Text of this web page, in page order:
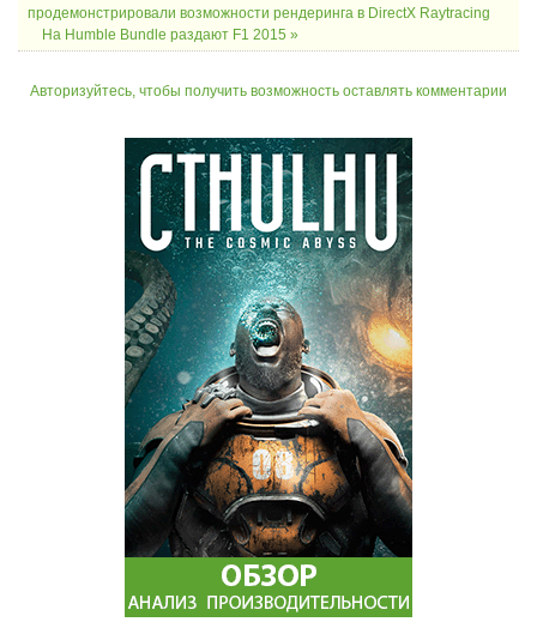
продемонстрировали возможности рендеринга в DirectX Raytracing
На Humble Bundle раздают F1 2015 »
Авторизуйтесь, чтобы получить возможность оставлять комментарии